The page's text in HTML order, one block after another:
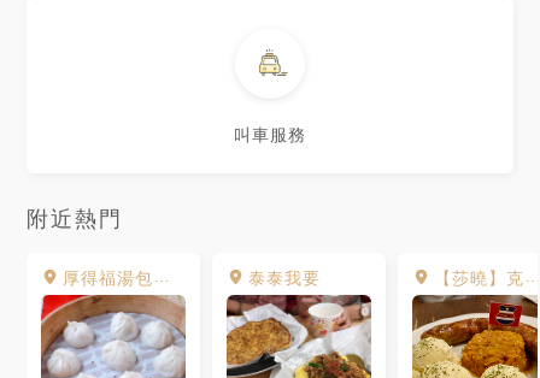
叫車服務
附近熱門
厚得福湯包麵食苓雅區 泰泰我要 【莎曉】克羅埃西亞廚房Croatian Kitchen